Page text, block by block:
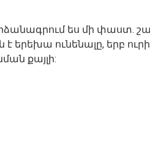
ես մի փաստ.
երեխա ունենալը, երբ
քայլի: